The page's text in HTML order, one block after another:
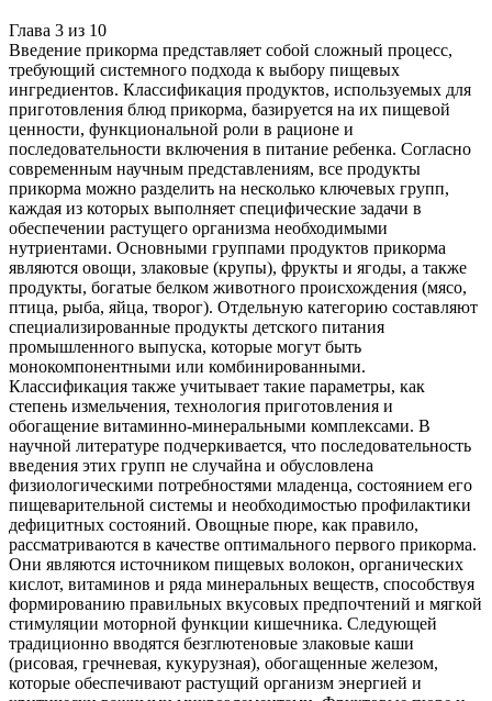
Глава 3 из 10
Введение прикорма представляет собой сложный процесс,
требующий системного подхода к выбору пищевых
ингредиентов. Классификация продуктов, используемых для
приготовления блюд прикорма, базируется на их пищевой
ценности, функциональной роли в рационе и
последовательности включения в питание ребенка. Согласно
современным научным представлениям, все продукты
прикорма можно разделить на несколько ключевых групп,
каждая из которых выполняет специфические задачи в
обеспечении растущего организма необходимыми
нутриентами. Основными группами продуктов прикорма
являются овощи, злаковые (крупы), фрукты и ягоды, а также
продукты, богатые белком животного происхождения (мясо,
птица, рыба, яйца, творог). Отдельную категорию составляют
специализированные продукты детского питания
промышленного выпуска, которые могут быть
монокомпонентными или комбинированными.
Классификация также учитывает такие параметры, как
степень измельчения, технология приготовления и
обогащение витаминно-минеральными комплексами. В
научной литературе подчеркивается, что последовательность
введения этих групп не случайна и обусловлена
физиологическими потребностями младенца, состоянием его
пищеварительной системы и необходимостью профилактики
дефицитных состояний. Овощные пюре, как правило,
рассматриваются в качестве оптимального первого прикорма.
Они являются источником пищевых волокон, органических
кислот, витаминов и ряда минеральных веществ, способствуя
формированию правильных вкусовых предпочтений и мягкой
стимуляции моторной функции кишечника. Следующей
традиционно вводятся безглютеновые злаковые каши
(рисовая, гречневая, кукурузная), обогащенные железом,
которые обеспечивают растущий организм энергией и